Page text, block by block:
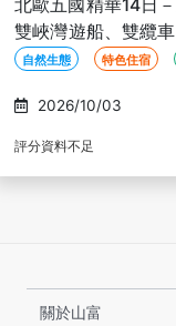
挪威精華全覽16
健行、羅弗敦群
車、北角、歐陸
自然生態 特色住宿
2026/10/05
評分資料不足
關於山富